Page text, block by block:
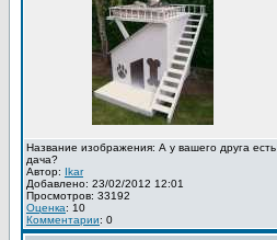
Название изображения: А у вашего друга есть
дача?
Автор: Ikar
Добавлено: 23/02/2012 12:01
Просмотров: 33192
Оценка: 10
Комментарии: 0